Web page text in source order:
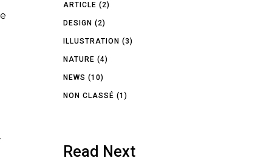
ARTICLE (2)
DESIGN (2)
ILLUSTRATION (3)
NATURE (4)
NEWS (10)
NON CLASSÉ (1)
Read Next